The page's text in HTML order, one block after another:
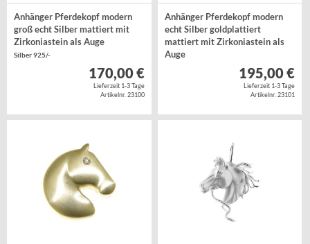
Anhänger Pferdekopf modern
groß echt Silber mattiert mit
Zirkoniastein als Auge
Silber 925/-
170,00 €
Lieferzeit 1-3 Tage
Artikelnr. 23100
Anhänger Pferdekopf modern
echt Silber goldplattiert
mattiert mit Zirkoniastein als
Auge
Silber 925/- goldplattiert195,00 €
Lieferzeit 1-3 Tage
Artikelnr. 23101